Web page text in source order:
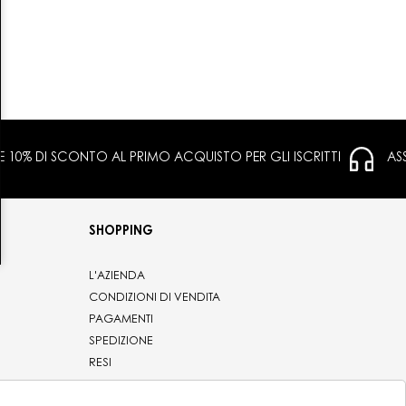
E 10% DI SCONTO AL PRIMO ACQUISTO PER GLI ISCRITTI
SHOPPING
L'AZIENDA
CONDIZIONI DI VENDITA
PAGAMENTI
SPEDIZIONE
RESI